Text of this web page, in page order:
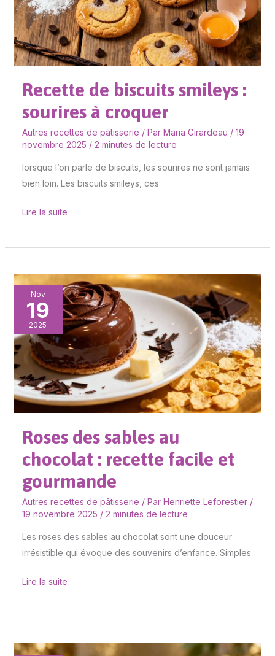
Recette de biscuits smileys :
sourires à croquer
Autres recettes de pâtisserie / Par Maria Girardeau / 19
novembre 2025 / 2 minutes de lecture
lorsque l’on parle de biscuits, les sourires ne sont jamais
bien loin. Les biscuits smileys, ces
:
sourires
à
croquer
Lire la suite
Nov
19
2025
Roses des sables au
chocolat : recette facile et
gourmande
Autres recettes de pâtisserie / Par Henriette Leforestier /
19 novembre 2025 / 2 minutes de lecture
Les roses des sables au chocolat sont une douceur
irrésistible qui évoque des souvenirs d’enfance. Simples
Roses
des
sables
au
chocolat
recette
facile
gourmande
Lire la suite